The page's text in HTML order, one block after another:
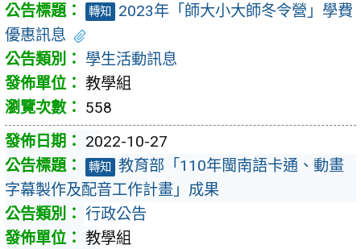
轉知
2023年「師大小大師冬令營」學費
優惠訊息
學生活動訊息
教學組
558
2022-10-27
轉知
教育部「110年閩南語卡通、動畫
字幕製作及配音工作計畫」成果
行政公告
教學組